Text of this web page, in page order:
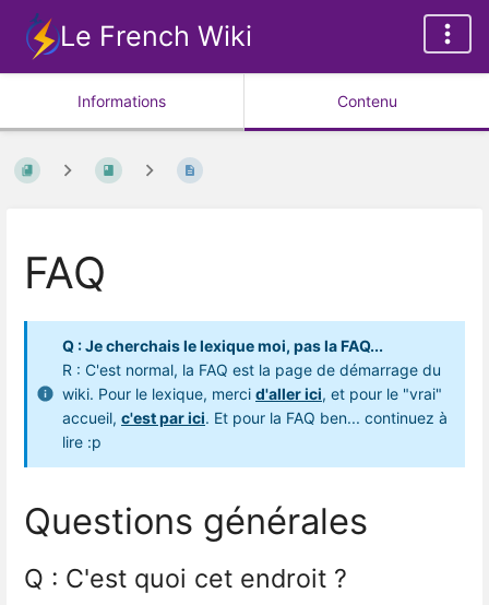
Le French Wiki
Informations Contenu
FAQ
Q : Je cherchais le lexique moi, pas la FAQ...
R : C'est normal, la FAQ est la page de démarrage du
wiki. Pour le lexique, merci d'aller ici, et pour le "vrai"
accueil, c'est par ici. Et pour la FAQ ben... continuez à
lire :p
Questions générales
Q : C'est quoi cet endroit ?